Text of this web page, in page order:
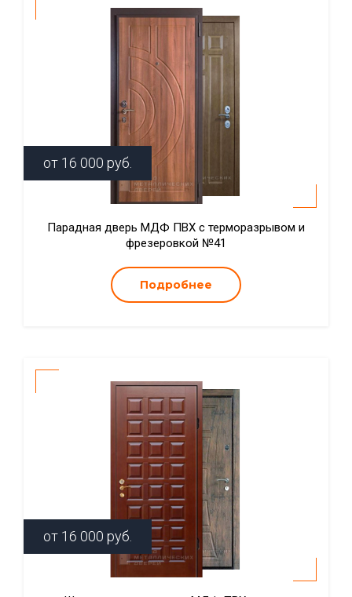
от 16 000 руб.
Парадная дверь МДФ ПВХ с терморазрывом и
фрезеровкой №41
Подробнее
от 16 000 руб.